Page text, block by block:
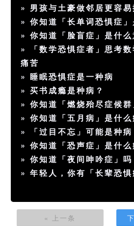
» 男孩与土豪做邻居更容易
»你知道「长单词恐惧症」
»你知道「脸盲症」是什么
»
「数学恐惧症者」思考
痛苦
»睡眠恐惧症是一种病
»买书成瘾是种病？
»你知道「燃烧殆尽症候群
»你知道「五月病」是什么
»
「过目不忘」可能是种病
»你知道「恐声症」是什么
»你知道「夜间呻吟症」吗
»年轻人，你有「长辈恐惧
« 上一条